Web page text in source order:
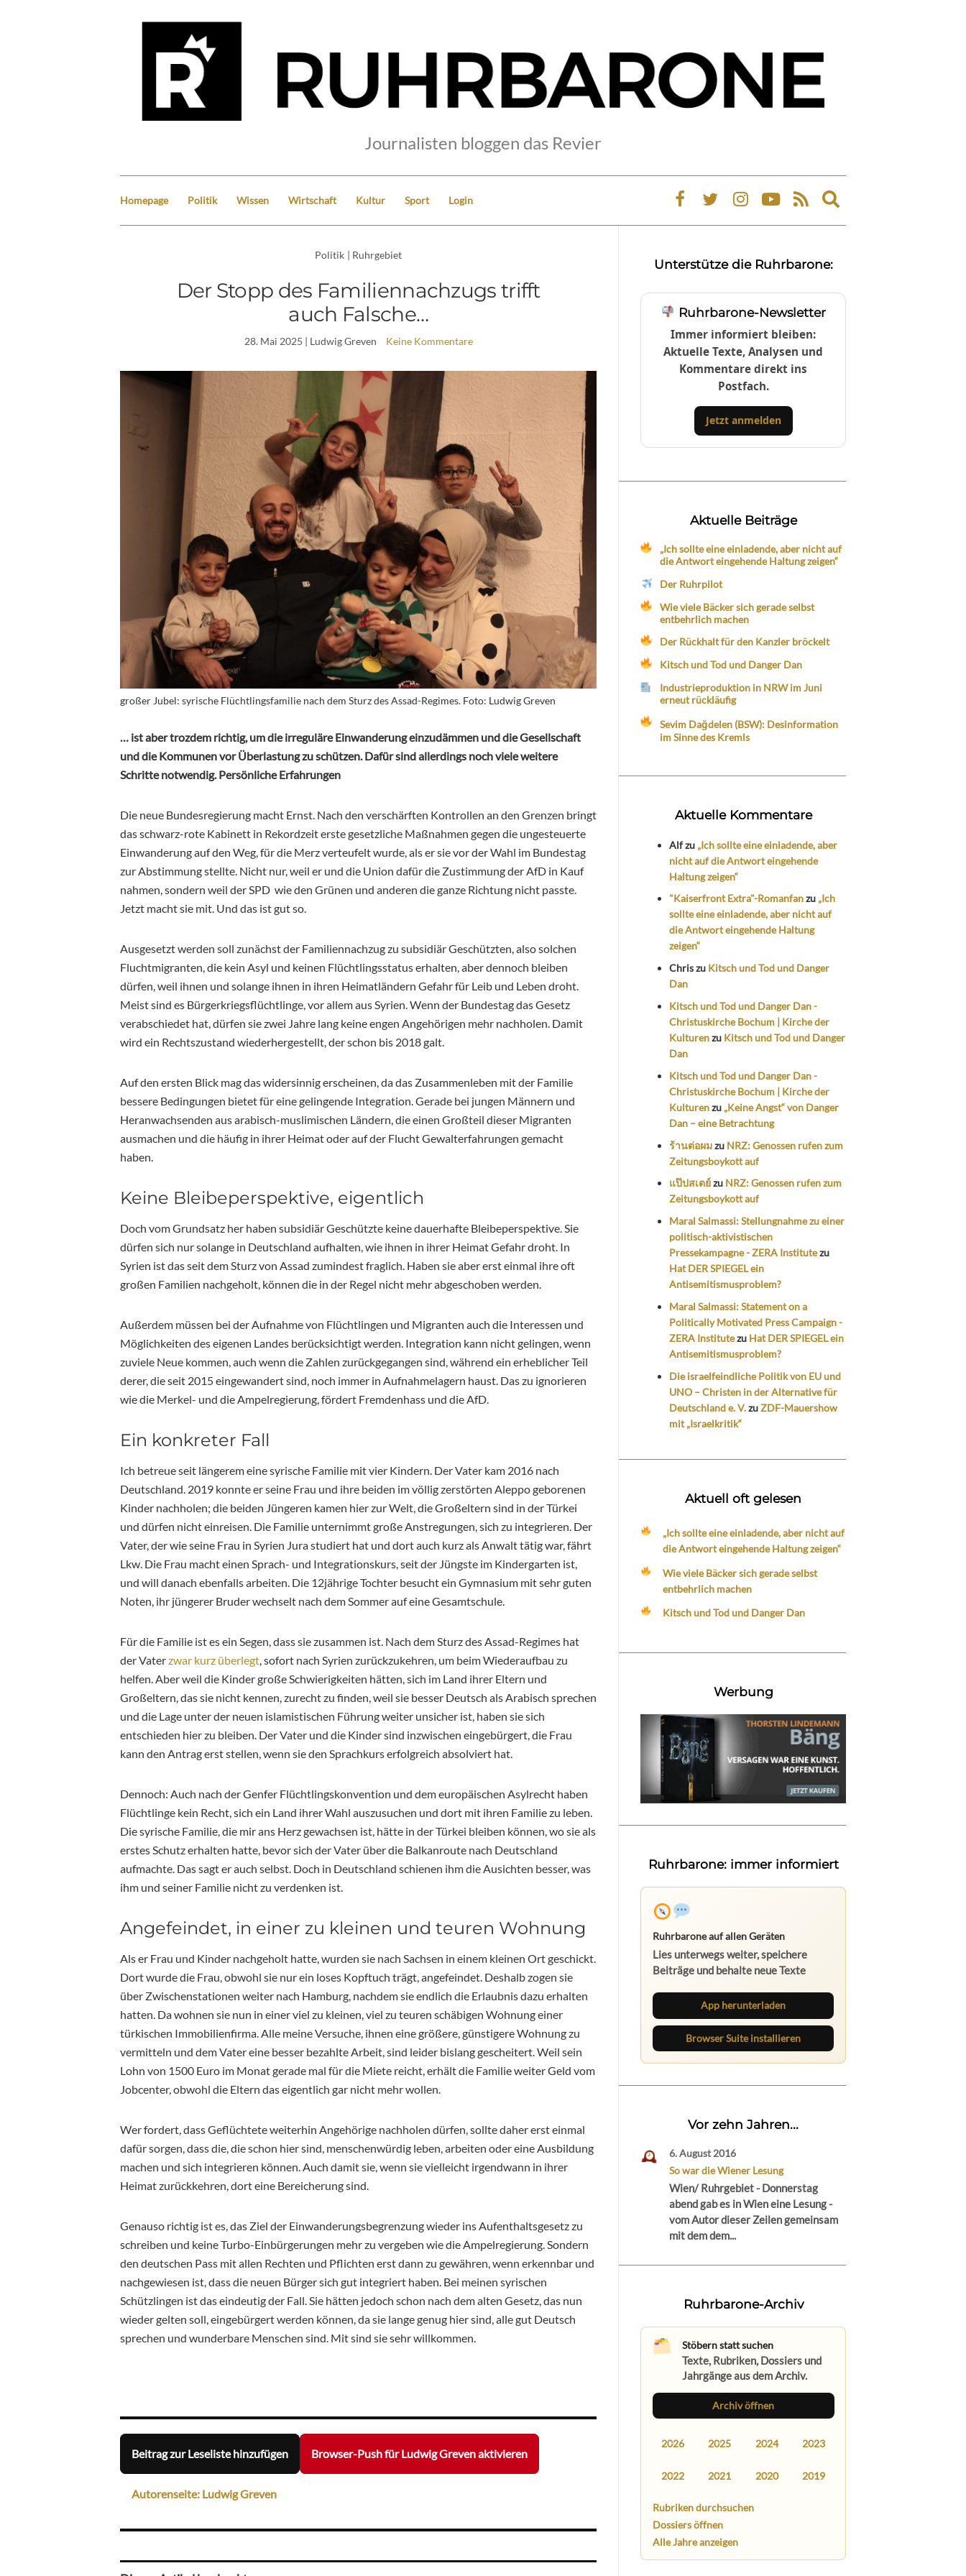
Journalisten bloggen das Revier
Homepage Politik Wissen Wirtschaft Kultur Sport Login
Expand
search
Politik | Ruhrgebiet
Der Stopp des Familiennachzugs trifft
auch Falsche…
28. Mai 2025 | Ludwig Greven Keine Kommentare
großer Jubel: syrische Flüchtlingsfamilie nach dem Sturz des Assad-Regimes. Foto: Ludwig Greven
… ist aber trozdem richtig, um die irreguläre Einwanderung einzudämmen und die Gesellschaft
und die Kommunen vor Überlastung zu schützen. Dafür sind allerdings noch viele weitere
Schritte notwendig. Persönliche Erfahrungen
Die neue Bundesregierung macht Ernst. Nach den verschärften Kontrollen an den Grenzen bringt
das schwarz-rote Kabinett in Rekordzeit erste gesetzliche Maßnahmen gegen die ungesteuerte
Einwanderung auf den Weg, für die Merz verteufelt wurde, als er sie vor der Wahl im Bundestag
zur Abstimmung stellte. Nicht nur, weil er und die Union dafür die Zustimmung der AfD in Kauf
nahmen, sondern weil der SPD wie den Grünen und anderen die ganze Richtung nicht passte.
Jetzt macht sie mit. Und das ist gut so.
Ausgesetzt werden soll zunächst der Familiennachzug zu subsidiär Geschützten, also solchen
Fluchtmigranten, die kein Asyl und keinen Flüchtlingsstatus erhalten, aber dennoch bleiben
dürfen, weil ihnen und solange ihnen in ihren Heimatländern Gefahr für Leib und Leben droht.
Meist sind es Bürgerkriegsflüchtlinge, vor allem aus Syrien. Wenn der Bundestag das Gesetz
verabschiedet hat, dürfen sie zwei Jahre lang keine engen Angehörigen mehr nachholen. Damit
wird ein Rechtszustand wiederhergestellt, der schon bis 2018 galt.
Auf den ersten Blick mag das widersinnig erscheinen, da das Zusammenleben mit der Familie
bessere Bedingungen bietet für eine gelingende Integration. Gerade bei jungen Männern und
Heranwachsenden aus arabisch-muslimischen Ländern, die einen Großteil dieser Migranten
ausmachen und die häufig in ihrer Heimat oder auf der Flucht Gewalterfahrungen gemacht
haben.
Keine Bleibeperspektive, eigentlich
Doch vom Grundsatz her haben subsidiär Geschützte keine dauerhafte Bleibeperspektive. Sie
dürfen sich nur solange in Deutschland aufhalten, wie ihnen in ihrer Heimat Gefahr droht. In
Syrien ist das seit dem Sturz von Assad zumindest fraglich. Haben sie aber erst einmal ihre oft
großen Familien nachgeholt, können die in der Regel nicht mehr abgeschoben werden.
Außerdem müssen bei der Aufnahme von Flüchtlingen und Migranten auch die Interessen und
Möglichkeiten des eigenen Landes berücksichtigt werden. Integration kann nicht gelingen, wenn
zuviele Neue kommen, auch wenn die Zahlen zurückgegangen sind, während ein erheblicher Teil
derer, die seit 2015 eingewandert sind, noch immer in Aufnahmelagern haust. Das zu ignorieren
wie die Merkel- und die Ampelregierung, fördert Fremdenhass und die AfD.
Ein konkreter Fall
Ich betreue seit längerem eine syrische Familie mit vier Kindern. Der Vater kam 2016 nach
Deutschland. 2019 konnte er seine Frau und ihre beiden im völlig zerstörten Aleppo geborenen
Kinder nachholen; die beiden Jüngeren kamen hier zur Welt, die Großeltern sind in der Türkei
und dürfen nicht einreisen. Die Familie unternimmt große Anstregungen, sich zu integrieren. Der
Vater, der wie seine Frau in Syrien Jura studiert hat und dort auch kurz als Anwalt tätig war, fährt
Lkw. Die Frau macht einen Sprach- und Integrationskurs, seit der Jüngste im Kindergarten ist,
und will danach ebenfalls arbeiten. Die 12jährige Tochter besucht ein Gymnasium mit sehr guten
Noten, ihr jüngerer Bruder wechselt nach dem Sommer auf eine Gesamtschule.
Für die Familie ist es ein Segen, dass sie zusammen ist. Nach dem Sturz des Assad-Regimes hat
der Vaterzwar kurz überlegt, sofort nach Syrien zurückzukehren, um beim Wiederaufbau zu
helfen. Aber weil die Kinder große Schwierigkeiten hätten, sich im Land ihrer Eltern und
Großeltern, das sie nicht kennen, zurecht zu finden, weil sie besser Deutsch als Arabisch sprechen
und die Lage unter der neuen islamistischen Führung weiter unsicher ist, haben sie sich
entschieden hier zu bleiben. Der Vater und die Kinder sind inzwischen eingebürgert, die Frau
kann den Antrag erst stellen, wenn sie den Sprachkurs erfolgreich absolviert hat.
Dennoch: Auch nach der Genfer Flüchtlingskonvention und dem europäischen Asylrecht haben
Flüchtlinge kein Recht, sich ein Land ihrer Wahl auszusuchen und dort mit ihren Familie zu leben.
Die syrische Familie, die mir ans Herz gewachsen ist, hätte in der Türkei bleiben können, wo sie als
erstes Schutz erhalten hatte, bevor sich der Vater über die Balkanroute nach Deutschland
aufmachte. Das sagt er auch selbst. Doch in Deutschland schienen ihm die Ausichten besser, was
ihm und seiner Familie nicht zu verdenken ist.
Angefeindet, in einer zu kleinen und teuren Wohnung
Als er Frau und Kinder nachgeholt hatte, wurden sie nach Sachsen in einem kleinen Ort geschickt.
Dort wurde die Frau, obwohl sie nur ein loses Kopftuch trägt, angefeindet. Deshalb zogen sie
über Zwischenstationen weiter nach Hamburg, nachdem sie endlich die Erlaubnis dazu erhalten
hatten. Da wohnen sie nun in einer viel zu kleinen, viel zu teuren schäbigen Wohnung einer
türkischen Immobilienfirma. Alle meine Versuche, ihnen eine größere, günstigere Wohnung zu
vermitteln und dem Vater eine besser bezahlte Arbeit, sind leider bislang gescheitert. Weil sein
Lohn von 1500 Euro im Monat gerade mal für die Miete reicht, erhält die Familie weiter Geld vom
Jobcenter, obwohl die Eltern das eigentlich gar nicht mehr wollen.
Wer fordert, dass Geflüchtete weiterhin Angehörige nachholen dürfen, sollte daher erst einmal
dafür sorgen, dass die, die schon hier sind, menschenwürdig leben, arbeiten oder eine Ausbildung
machen und sich integrieren können. Auch damit sie, wenn sie vielleicht irgendwann in ihrer
Heimat zurückkehren, dort eine Bereicherung sind.
Genauso richtig ist es, das Ziel der Einwanderungsbegrenzung wieder ins Aufenthaltsgesetz zu
schreiben und keine Turbo-Einbürgerungen mehr zu vergeben wie die Ampelregierung. Sondern
den deutschen Pass mit allen Rechten und Pflichten erst dann zu gewähren, wenn erkennbar und
nachgewiesen ist, dass die neuen Bürger sich gut integriert haben. Bei meinen syrischen
Schützlingen ist das eindeutig der Fall. Sie hätten jedoch schon nach dem alten Gesetz, das nun
wieder gelten soll, eingebürgert werden können, da sie lange genug hier sind, alle gut Deutsch
sprechen und wunderbare Menschen sind. Mit sind sie sehr willkommen.
Beitrag zur Leseliste hinzufügen Browser-Push für Ludwig Greven aktivieren
Autorenseite: Ludwig Greven
Unterstütze die Ruhrbarone:
Ruhrbarone-Newsletter
Immer informiert bleiben:
Aktuelle Texte, Analysen und
Kommentare direkt ins
Postfach.
Jetzt anmelden
Aktuelle Beiträge
„Ich sollte eine einladende, aber nicht auf
die Antwort eingehende Haltung zeigen“
Der Ruhrpilot
Wie viele Bäcker sich gerade selbst
entbehrlich machen
Der Rückhalt für den Kanzler bröckelt
Kitsch und Tod und Danger Dan
Industrieproduktion in NRW im Juni
erneut rückläufig
Sevim Dağdelen (BSW): Desinformation
im Sinne des Kremls
Aktuelle Kommentare
Alfzu „Ich sollte eine einladende, aber
nicht auf die Antwort eingehende
Haltung zeigen“
"Kaiserfront Extra"-Romanfanzu „Ich
sollte eine einladende, aber nicht auf
die Antwort eingehende Haltung
zeigen“
Chriszu Kitsch und Tod und Danger
Dan
Kitsch und Tod und Danger Dan -
Christuskirche Bochum | Kirche der
Kulturenzu Kitsch und Tod und Danger
Dan
Kitsch und Tod und Danger Dan -
Christuskirche Bochum | Kirche der
Kulturenzu „Keine Angst“ von Danger
Dan – eine Betrachtung
ร้านต่อผมzu NRZ: Genossen rufen zum
Zeitungsboykott auf
แป๊ปสเตย์zu NRZ: Genossen rufen zum
Zeitungsboykott auf
Maral Salmassi: Stellungnahme zu einer
politisch-aktivistischen
Pressekampagne - ZERA Institutezu
Hat DER SPIEGEL ein
Antisemitismusproblem?
Maral Salmassi: Statement on a
Politically Motivated Press Campaign -
ZERA Institutezu Hat DER SPIEGEL ein
Antisemitismusproblem?
Die israelfeindliche Politik von EU und
UNO – Christen in der Alternative für
Deutschland e. V.zuZDF-Mauershow
mit „Israelkritik“
Aktuell oft gelesen
„Ich sollte eine einladende, aber nicht auf
die Antwort eingehende Haltung zeigen“
Wie viele Bäcker sich gerade selbst
entbehrlich machen
Kitsch und Tod und Danger Dan
Werbung
Ruhrbarone: immer informiert
Ruhrbarone auf allen Geräten
Lies unterwegs weiter, speichere
Beiträge und behalte neue Texte
App herunterladen
Browser Suite installieren
Vor zehn Jahren...
6. August 2016
So war die Wiener Lesung
Wien/ Ruhrgebiet - Donnerstag
abend gab es in Wien eine Lesung -
vom Autor dieser Zeilen gemeinsam
mit dem dem...
Ruhrbarone-Archiv
Stöbern statt suchen
Texte, Rubriken, Dossiers und
Jahrgänge aus dem Archiv.
Archiv öffnen
2026 2025 2024 2023
2022 2021 2020 2019
Rubriken durchsuchen
Dossiers öffnen
Alle Jahre anzeigen